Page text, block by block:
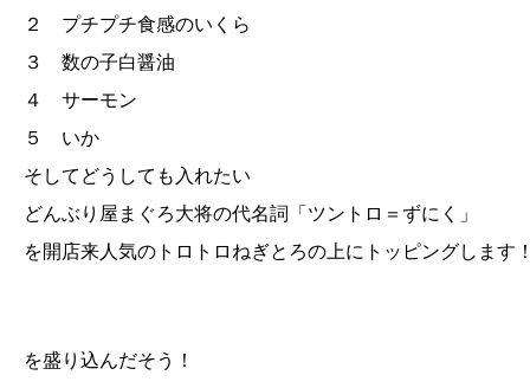
２ プチプチ食感のいくら
３ 数の子白醤油
４ サーモン
５ いか
そしてどうしても入れたい
どんぶり屋まぐろ大将の代名詞「ツントロ＝ずにく」
を開店来人気のトロトロねぎとろの上にトッピングします
を盛り込んだそう！